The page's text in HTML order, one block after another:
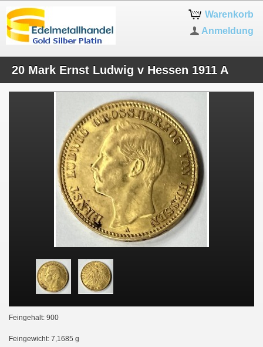
Warenkorb
Anmeldung
20 Mark Ernst Ludwig v Hessen 1911 A
Feingehalt: 900
Feingewicht: 7,1685 g